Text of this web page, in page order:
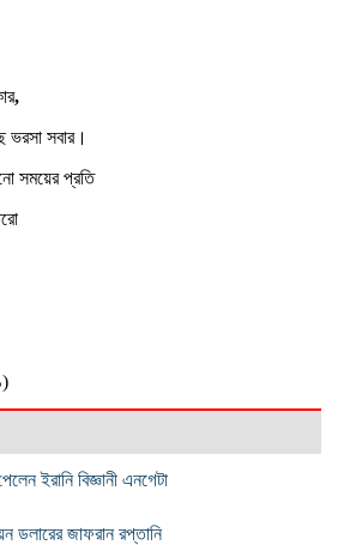
,
ভরসা সবার।
সময়ের প্রতি
ইরানি বিজ্ঞানী এনগেটা
ডলারের জাফরান রপ্তানি